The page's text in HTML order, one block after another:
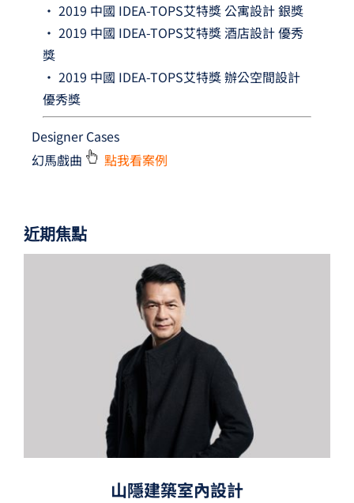
• 2019 中國 IDEA-TOPS艾特獎 公寓設計 銀獎
• 2019 中國 IDEA-TOPS艾特獎 酒店設計 優秀
獎
• 2019 中國 IDEA-TOPS艾特獎 辦公空間設計
優秀獎
Designer Cases
幻馬戲曲
點我看案例
近期焦點
山隱建築室內設計